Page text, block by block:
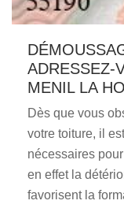
ADRESSEZ-
MENIL LA
Dès que vous
votre toiture, il
nécessaires
en effet la
favorisent la